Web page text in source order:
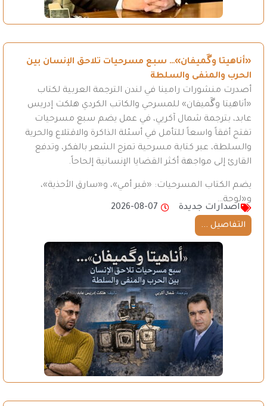
«أناهيتا وگَميفان»… سبع مسرحيات تلاحق الإنسان بين
الحرب والمنفى والسلطة
أصدرت منشورات رامينا في لندن الترجمة العربية لكتاب
«أناهيتا وگَميفان» للمسرحي والكاتب الكردي هلكت إدريس
عابد، بترجمة شمال آكريي، في عمل يضم سبع مسرحيات
تفتح أفقاً واسعاً للتأمل في أسئلة الذاكرة والاقتلاع والحرية
والسلطة، عبر كتابة مسرحية تمزج الشعر بالفكر، وتدفع
القارئ إلى مواجهة أكثر القضايا الإنسانية إلحاحاً.
يضم الكتاب المسرحيات: «قبر أمي»، و«سارق الأحذية»،
و«لوحة…
اصدارات جديدة
2026-08-07
التفاصيل ...